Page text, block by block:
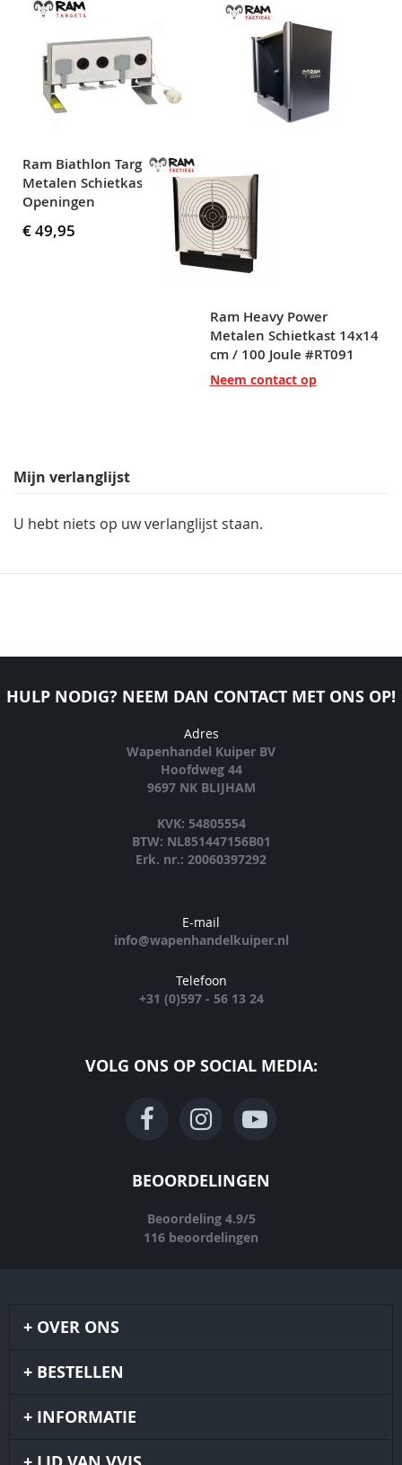
Ram Biathlon Target,
Metalen Schietkast, 5
Openingen
€ 49,95
Ram Heavy Power
Metalen Schietkast 14x14
cm / 100 Joule #RT091
Neem contact op
Mijn verlanglijst
U hebt niets op uw verlanglijst staan.
HULP NODIG? NEEM DAN CONTACT MET ONS OP!
Adres
Wapenhandel Kuiper BV
Hoofdweg 44
9697 NK BLIJHAM
KVK: 54805554
BTW: NL851447156B01
Erk. nr.: 20060397292
E-mail
info@wapenhandelkuiper.nl
Telefoon
+31 (0)597 - 56 13 24
VOLG ONS OP SOCIAL MEDIA:
BEOORDELINGEN
Beoordeling 4.9/5
116 beoordelingen
OVER ONS
BESTELLEN
INFORMATIE